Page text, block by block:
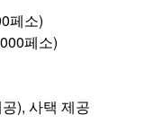
페소)
페소)
), 사택 제공